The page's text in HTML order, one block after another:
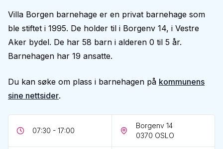
Villa Borgen barnehage er en privat barnehage som
ble stiftet i 1995. De holder til i Borgenv 14, i Vestre
Aker bydel. De har 58 barn i alderen 0 til 5 år.
Barnehagen har 19 ansatte.
Du kan søke om plass i barnehagen på kommunens
sine nettsider.
07:30 - 17:00
Borgenv 14
0370 OSLO